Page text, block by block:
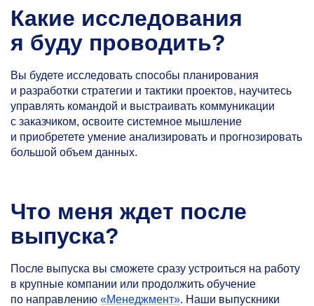
Какие исследования
я буду проводить?
Вы будете исследовать способы планирования
и разработки стратегии и тактики проектов, научитесь
управлять командой и выстраивать коммуникации
с заказчиком, освоите системное мышление
и приобретете умение анализировать и прогнозировать
большой объем данных.
Что меня ждет после
выпуска?
После выпуска вы сможете сразу устроиться на работу
в крупные компании или продолжить обучение
по направлению «Менеджмент». Наши выпускники